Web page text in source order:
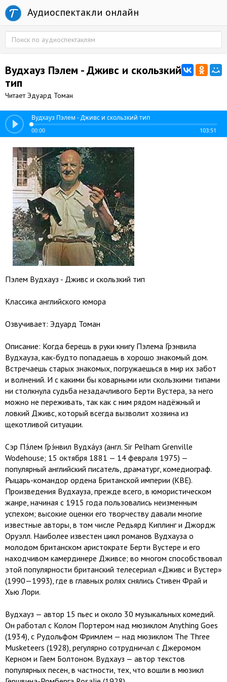
Аудиоспектакли онлайн
Вудхауз Пэлем - Дживс и скользкий
тип
Читает Эдуард Томан
Вудхауз Пэлем - Дживс и скользкий тип
00:00 103:51
Пэлем Вудхауз - Дживс и скользкий тип
Классика английского юмора
Озвучивает: Эдуард Томан
Описание: Когда берешь в руки книгу Пэлема Грэнвила
Вудхауза, как-будто попадаешь в хорошо знакомый дом.
Встречаешь старых знакомых, погружаешься в мир их забот
и волнений. И с какими бы коварными или скользкими типами
ни столкнула судьба незадачливого Берти Вустера, за него
можно не переживать, так как с ним рядом надёжный и
ловкий Дживс, который всегда вызволит хозяина из
щекотливой ситуации.
Сэр Пэ́лем Грэ́нвил Вудха́уз (англ. Sir Pelham Grenville
Wodehouse; 15 октября 1881 — 14 февраля 1975) —
популярный английский писатель, драматург, комедиограф.
Рыцарь-командор ордена Британской империи (KBE).
Произведения Вудхауза, прежде всего, в юмористическом
жанре, начиная с 1915 года пользовались неизменным
успехом; высокие оценки его творчеству давали многие
известные авторы, в том числе Редьярд Киплинг и Джордж
Оруэлл. Наиболее известен цикл романов Вудхауза о
молодом британском аристократе Берти Вустере и его
находчивом камердинере Дживсе; во многом способствовал
этой популярности британский телесериал «Дживс и Вустер»
(1990—1993), где в главных ролях снялись Стивен Фрай и
Хью Лори.
Вудхауз — автор 15 пьес и около 30 музыкальных комедий.
Он работал с Колом Портером над мюзиклом Anything Goes
(1934), с Рудольфом Фримлем — над мюзиклом The Three
Musketeers (1928), регулярно сотрудничал с Джеромом
Керном и Гаем Болтоном. Вудхауз — автор текстов
популярных песен, в частности, тех, что вошли в мюзикл